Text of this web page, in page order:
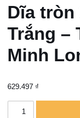
Dĩa tròn
Trắng –
Minh
629.497 ₫